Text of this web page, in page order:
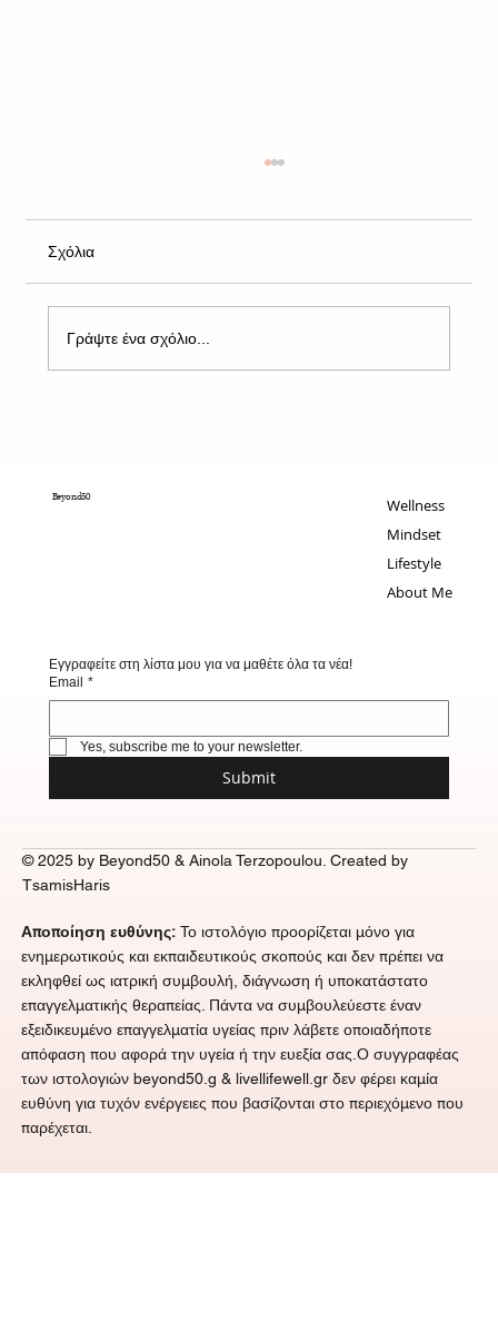
Σχόλια
Γράψτε ένα σχόλιο...
Beyond50
Wellness
Mindset
Lifestyle
About Me
Εγγραφείτε στη λίστα μου για να μαθέτε όλα τα νέα!
Email *
Yes, subscribe me to your newsletter.
Submit
Αποποίηση ευθύνης:Το ιστολόγιο προορίζεται μόνο για
ενημερωτικούς και εκπαιδευτικούς σκοπούς και δεν πρέπει να
εκληφθεί ως ιατρική συμβουλή, διάγνωση ή υποκατάστατο
επαγγελματικής θεραπείας. Πάντα να συμβουλεύεστε έναν
εξειδικευμένο επαγγελματία υγείας πριν λάβετε οποιαδήποτε
απόφαση που αφορά την υγεία ή την ευεξία σας.Ο συγγραφέας
των ιστολογιών beyond50.g & livellifewell.gr δεν φέρει καμία
ευθύνη για τυχόν ενέργειες που βασίζονται στο περιεχόμενο που
παρέχεται.
© 2025 by Beyond50 & Ainola Terzopoulou. Created by
TsamisHaris